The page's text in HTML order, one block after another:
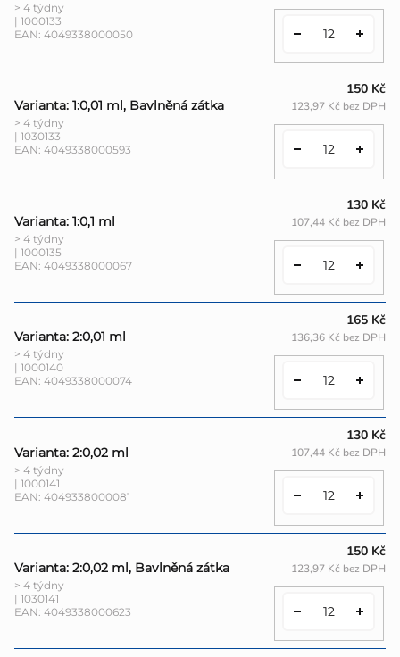
> 4 týdny
| 1000133
EAN: 4049338000050
Varianta: 1:0,01 ml, Bavlněná zátka
> 4 týdny
| 1030133
EAN: 4049338000593
150 Kč
123,97 Kč bez DPH
Varianta: 1:0,1 ml
> 4 týdny
| 1000135
EAN: 4049338000067
130 Kč
107,44 Kč bez DPH
Varianta: 2:0,01 ml
> 4 týdny
| 1000140
EAN: 4049338000074
165 Kč
136,36 Kč bez DPH
Varianta: 2:0,02 ml
> 4 týdny
| 1000141
EAN: 4049338000081
130 Kč
107,44 Kč bez DPH
Varianta: 2:0,02 ml, Bavlněná zátka
> 4 týdny
| 1030141
EAN: 4049338000623
150 Kč
123,97 Kč bez DPH